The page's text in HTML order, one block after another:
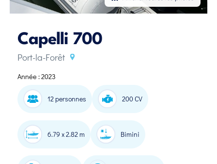
Capelli 700
Port-la-Forêt
Année : 2023
12 personnes 200 CV
6.79 x 2.82 m Bimini